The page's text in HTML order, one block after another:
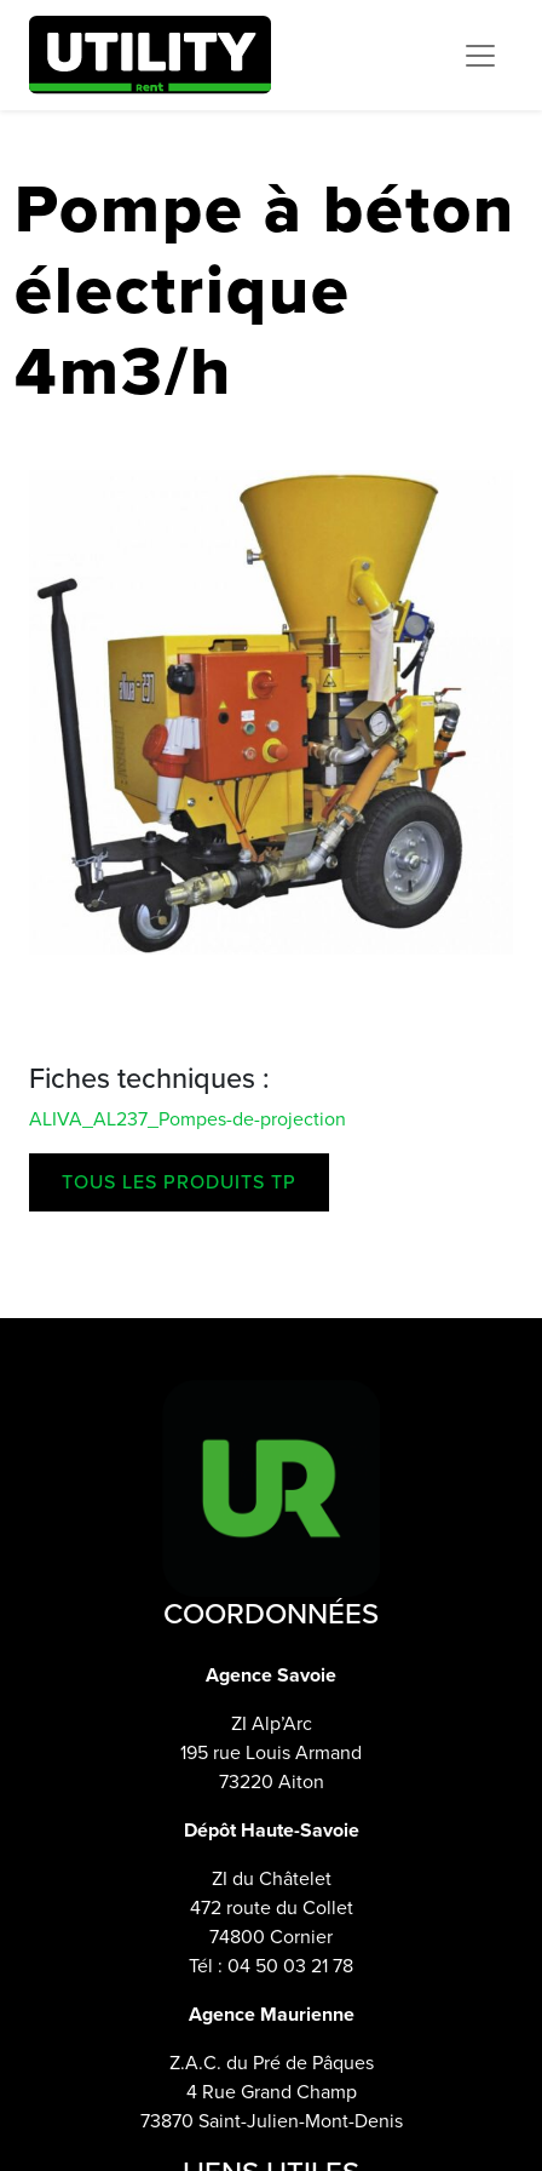
Pompe à béton
électrique
4m3/h
Fiches techniques :
ALIVA_AL237_Pompes-de-projection
TOUS LES PRODUITS TP
COORDONNÉES
Agence Savoie
ZI Alp’Arc
195 rue Louis Armand
73220 Aiton
Dépôt Haute-Savoie
ZI du Châtelet
472 route du Collet
74800 Cornier
Tél : 04 50 03 21 78
Agence Maurienne
Z.A.C. du Pré de Pâques
4 Rue Grand Champ
73870 Saint-Julien-Mont-Denis